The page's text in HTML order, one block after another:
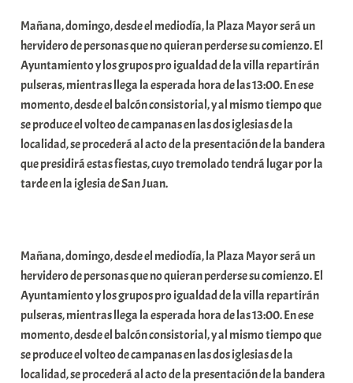
m
u
n
i
t
a
t
e
a
Mañana, domingo, desde el mediodía, la Plaza Mayor será un
hervidero de personas que no quieran perderse su comienzo. El
Ayuntamiento y los grupos pro igualdad de la villa repartirán
pulseras, mientras llega la esperada hora de las 13:00. En ese
momento, desde el balcón consistorial, y al mismo tiempo que
se produce el volteo de campanas en las dos iglesias de la
localidad, se procederá al acto de la presentación de la bandera
que presidirá estas fiestas, cuyo tremolado tendrá lugar por la
tarde en la iglesia de San Juan.
Mañana, domingo, desde el mediodía, la Plaza Mayor será un
hervidero de personas que no quieran perderse su comienzo. El
Ayuntamiento y los grupos pro igualdad de la villa repartirán
pulseras, mientras llega la esperada hora de las 13:00. En ese
momento, desde el balcón consistorial, y al mismo tiempo que
se produce el volteo de campanas en las dos iglesias de la
localidad, se procederá al acto de la presentación de la bandera